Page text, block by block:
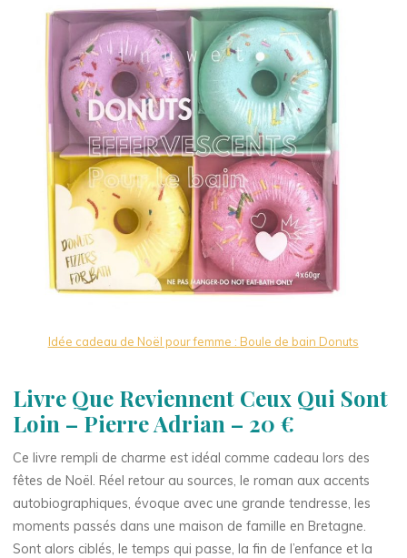
Idée cadeau de Noël pour femme : Boule de bain Donuts
Livre Que Reviennent Ceux Qui Sont
Loin – Pierre Adrian – 20 €
Ce livre rempli de charme est idéal comme cadeau lors des
fêtes de Noël. Réel retour au sources, le roman aux accents
autobiographiques, évoque avec une grande tendresse, les
moments passés dans une maison de famille en Bretagne.
Sont alors ciblés, le temps qui passe, la fin de l’enfance et la